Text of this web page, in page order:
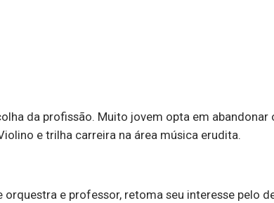
da profissão. Muito jovem opta em abandonar
e trilha carreira na área música erudita.
e professor, retoma seu interesse pelo